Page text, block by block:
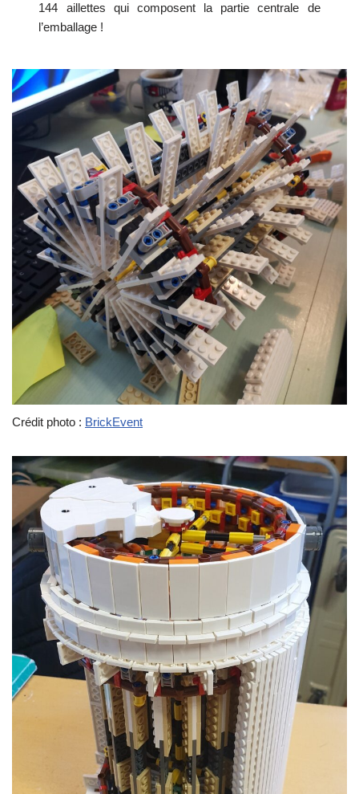
144 aillettes qui composent la partie centrale de
l’emballage !
Crédit photo : BrickEvent